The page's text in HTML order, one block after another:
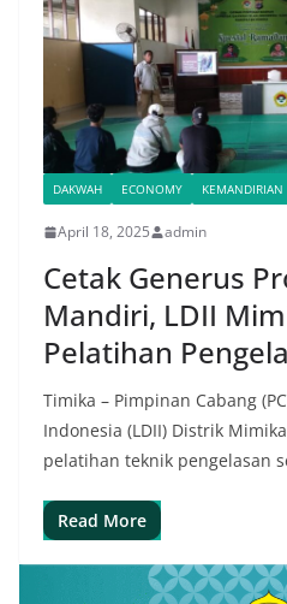
DAKWAH ECONOMY KEMANDIRIAN
April 18, 2025 admin
Cetak Generus
Mandiri, LDII
Pelatihan
Timika – Pimpinan Cabang
Indonesia (LDII) Distrik
pelatihan teknik pengelasan
Read More